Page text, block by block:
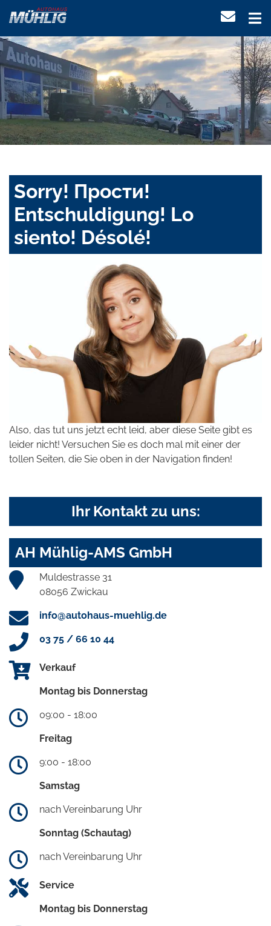
Sorry! Прости!
Entschuldigung! Lo
siento! Désolé!
Also, das tut uns jetzt echt leid, aber diese Seite gibt es
leider nicht! Versuchen Sie es doch mal mit einer der
tollen Seiten, die Sie oben in der Navigation finden!
Ihr Kontakt zu uns:
AH Mühlig-AMS GmbH
Muldestrasse 31
08056 Zwickau
info@autohaus-muehlig.de
03 75 / 66 10 44
Verkauf
Montag bis Donnerstag
09:00 - 18:00
Freitag
9:00 - 18:00
Samstag
nach Vereinbarung Uhr
Sonntag (Schautag)
nach Vereinbarung Uhr
Service
Montag bis Donnerstag